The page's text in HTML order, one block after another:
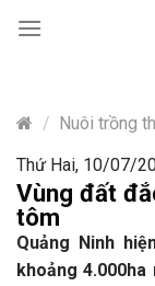
content
/ Nuôi trồng
Thứ Hai, 10/07/
Vùng đất
tôm
Quảng Ninh
khoảng